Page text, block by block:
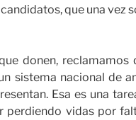
que una vez
donen, reclamamos
sistema nacional de
Esa es una
vidas por